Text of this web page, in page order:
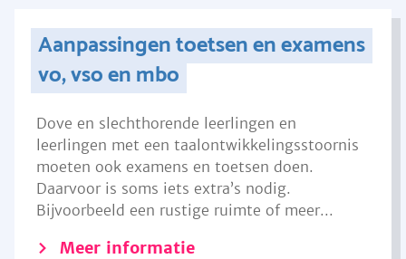
Aanpassingen toetsen en examens
vo, vso en mbo
Dove en slechthorende leerlingen en
leerlingen met een taalontwikkelingsstoornis
moeten ook examens en toetsen doen.
Daarvoor is soms iets extra’s nodig.
Bijvoorbeeld een rustige ruimte of meer...
Meer informatie